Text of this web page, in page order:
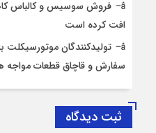
فروش سوسیس و کالباس
افت کرده است
تولیدکنندگان
سفارش و قاچاق قطعات مواجه
ثبت دیدگاه